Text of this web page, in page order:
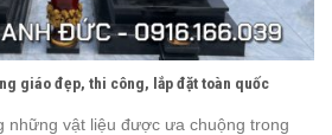
giáo đẹp, thi công, lắp đặt toàn quốc
những vật liệu được ưa chuộng trong